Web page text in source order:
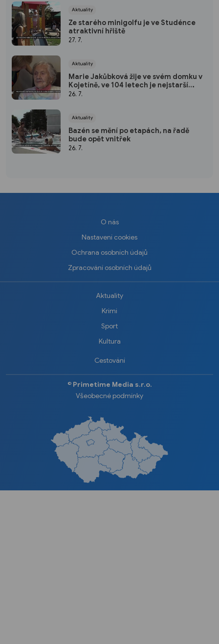
Aktuality
Ze starého minigolfu je ve Studénce
atraktivní hřiště
27. 7.
Aktuality
Marie Jakůbková žije ve svém domku v
Kojetíně, ve 104 letech je nejstarší
obyvatelkou Nového Jičína
26. 7.
Aktuality
Bazén se mění po etapách, na řadě
bude opět vnitřek
26. 7.
O nás
Nastavení cookies
Ochrana osobních údajů
Zpracování osobních údajů
Aktuality
Krimi
Sport
Kultura
Cestování
©️ Primetime Media s.r.o.
Všeobecné podmínky